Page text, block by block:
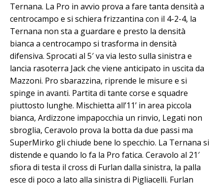
Ternana. La Pro in avvio prova a fare tanta densità a
centrocampo e si schiera frizzantina con il 4-2-4, la
Ternana non sta a guardare e presto la densità
bianca a centrocampo si trasforma in densità
difensiva. Sprocati al 5′ va via lesto sulla sinistra e
lancia rasoterra Jack che viene anticipato in uscita da
Mazzoni. Pro sbarazzina, riprende le misure e si
spinge in avanti. Partita di tante corse e squadre
piuttosto lunghe. Mischietta all’11’ in area piccola
bianca, Ardizzone impapocchia un rinvio, Legati non
sbroglia, Ceravolo prova la botta da due passi ma
SuperMirko gli chiude bene lo specchio. La Ternana si
distende e quando lo fa la Pro fatica. Ceravolo al 21′
sfiora di testa il cross di Furlan dalla sinistra, la palla
esce di poco a lato alla sinistra di Pigliacelli. Furlan